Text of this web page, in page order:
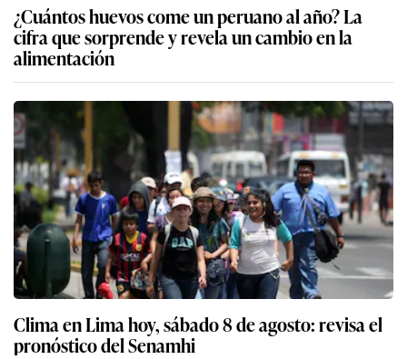
¿Cuántos huevos come un peruano al año? La
cifra que sorprende y revela un cambio en la
alimentación
Clima en Lima hoy, sábado 8 de agosto: revisa el
pronóstico del Senamhi